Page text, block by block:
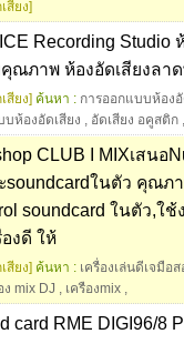
สียง]
Recording Studio
คุณภาพ ห้องอัดเสียงลา
สียง] ค้นหา : การออกแบบห้องอั
บห้องอัดเสียง , อัดเสียง อคูสติก ,
CLUB I MIXเสนอ
ในตัว คุณภ
soundcard ในตัว,ใ
งดี ให้
สียง] ค้นหา : เครื่องเล่นดีเจมือส
ง mix DJ , เครืองmix ,
card RME DIGI96/8